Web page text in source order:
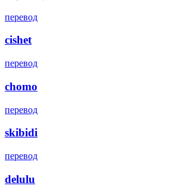
перевод
cishet
перевод
chomo
перевод
skibidi
перевод
delulu